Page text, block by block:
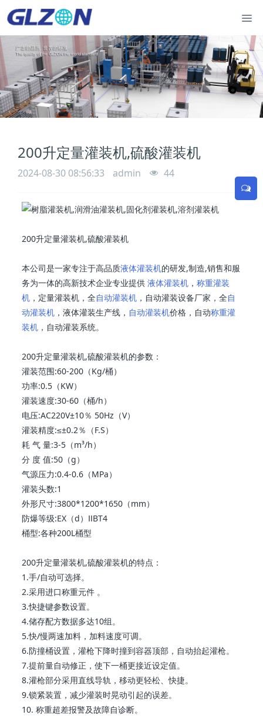
200升定量灌装机,硫酸灌装机
2024-08-30 08:56:33 admin 44
200升定量灌装机,硫酸灌装机
本公司是一家专注于高品质液体灌装机的研发,制造,销售和服
务为一体的高新技术企业专业提供液体灌装机 ，称重灌装
机 ，定量灌装机，全自动灌装机 ，自动灌装设备厂家，全自
动灌装机 ，液体灌装生产线， 自动灌装机价格，自动称重灌
装机 ，自动灌装系统。
200升定量灌装机,硫酸灌装机的参数：
灌装范围:60-200（Kg/桶）
功率:0.5（KW）
灌装速度:30-60（桶/h）
电压:AC220V±10％ 50Hz（V）
灌装精度:≤±0.2％（F.S）
耗 气 量:3-5（m³/h）
分 度 值:50（g）
气源压力:0.4-0.6（MPa）
灌装头数:1
外形尺寸:3800*1200*1650（mm）
防爆等级:EX（d）ⅡBT4
桶型:各种200L桶型
200升定量灌装机,硫酸灌装机的特点：
1.手/自动可选择。
2.采用进口称重元件 。
3.快捷键参数设置。
4.储存配方数据多达10组。
5.快/慢两速加料，加料速度可调。
6.防撞桶设置，灌枪下降时撞到容器顶部，自动抬起灌枪。
7.提前量自动修正，使下一桶更接近设定值。
8.灌枪部分采用直线导轨，移动更轻松、快捷。
9.锁紧装置，减少灌装时晃动引起的误差。
10. 称重超差报警及故障自诊断。